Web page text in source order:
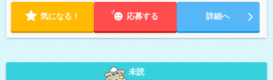
気になる！ 応募する 詳細へ
未読